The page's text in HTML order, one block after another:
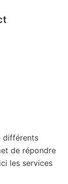
différents
de répondre
les services